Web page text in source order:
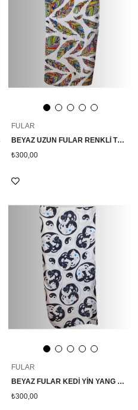
FULAR
BEYAZ UZUN FULAR RENKLİ TÜY DESENLİ
₺300,00
FULAR
BEYAZ FULAR KEDİ YİN YANG DESENLİ
₺300,00